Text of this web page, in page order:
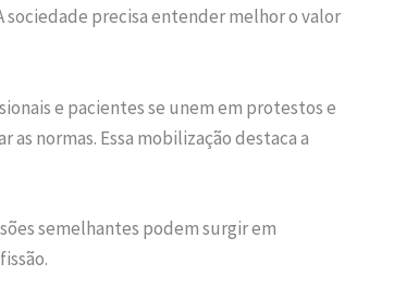
sociedade precisa entender melhor o valor
e pacientes se unem em protestos e
normas. Essa mobilização destaca a
semelhantes podem surgir em